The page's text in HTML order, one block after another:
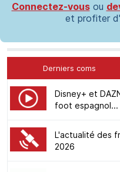
Connectez-vousou
et profiter
Derniers coms
Disney+ et
foot espagnol...
L'actualité des
2026